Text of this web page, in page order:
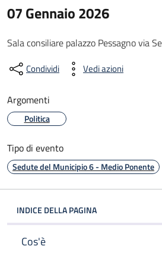
07 Gennaio 2026
Sala consiliare palazzo Pessagno via
Condividi Vedi azioni
Argomenti
Politica
Tipo di evento
Sedute del Municipio 6 - Medio Ponente
INDICE DELLA PAGINA
Cos'è